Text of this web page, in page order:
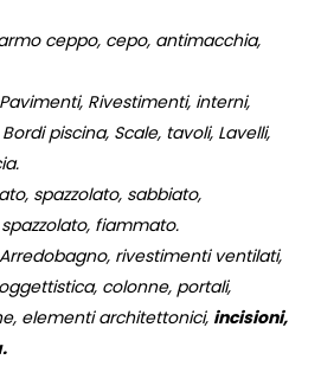
ceppo, cepo, antimacchia,
Rivestimenti, interni,
piscina, Scale, tavoli, Lavelli,
spazzolato, sabbiato,
fiammato.
rivestimenti ventilati,
colonne, portali,
elementi architettonici, incisioni,